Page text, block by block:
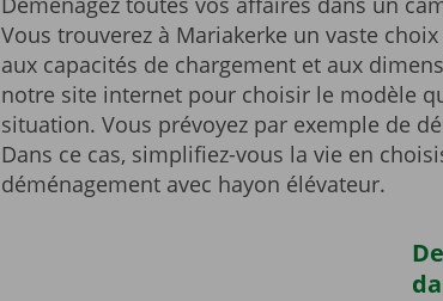
Vous trouverez à Mariakerke un vaste
aux capacités de chargement et aux
notre site internet pour choisir le modèle
situation. Vous prévoyez par exemple de
Dans ce cas, simplifiez-vous la vie en
déménagement avec hayon élévateur.